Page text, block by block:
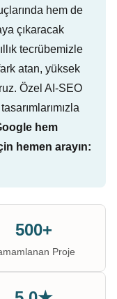
hem de
çıkaracak
tecrübemizle
atan, yüksek
Özel AI-SEO
hem
hemen arayın:
500+
Proje